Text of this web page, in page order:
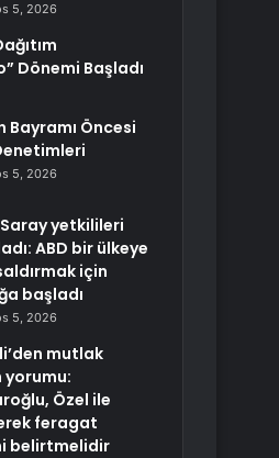
5, 2026
Dönemi Başladı
Bayramı Öncesi
5, 2026
yetkilileri
ABD bir ülkeye
için
başladı
5, 2026
mutlak
Özel ile
feragat
belirtmelidir